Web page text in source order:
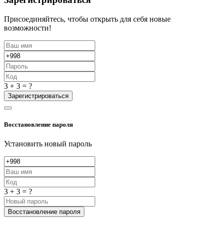
Присоединяйтесь, чтобы открыть для себя новые
возможности!
3 + 3 = ?
Зарегистрироваться
Восстановление пароля
Установить новый пароль
3 + 3 = ?
Восстановление пароля